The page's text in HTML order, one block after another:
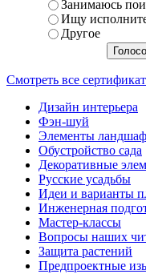
Занимаюсь
Ищу
Другое
Смотреть все
Дизайн интерьера
Фэн-шуй
Элементы
Обустройство сада
Декоративные
Русские усадьбы
Идеи и варианты
Инженерная
Мастер-классы
Вопросы наших
Защита растений
Предпроектные